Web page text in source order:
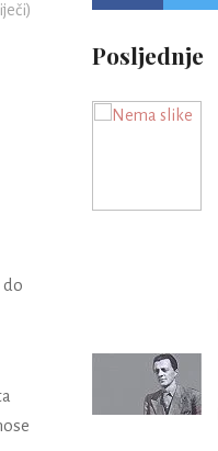
do
Posljednje